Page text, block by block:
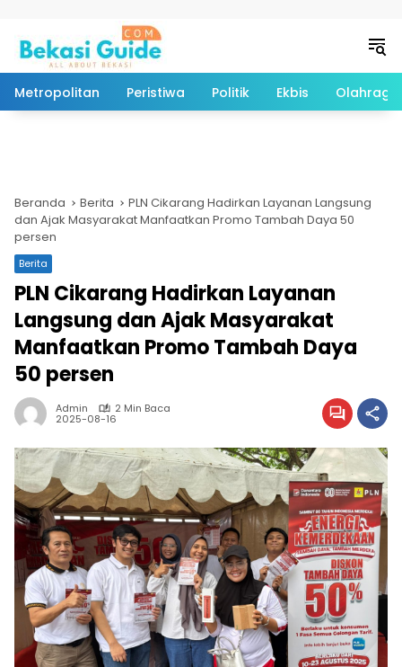
Metropolitan Peristiwa Politik Ekbis Olahraga
Beranda Berita
PLN Cikarang Hadirkan Layanan Langsung
dan Ajak Masyarakat Manfaatkan Promo Tambah Daya 50
persen
Berita
PLN Cikarang Hadirkan Layanan
Langsung dan Ajak Masyarakat
Manfaatkan Promo Tambah Daya
50 persen
Admin 2 Min Baca
2025-08-16